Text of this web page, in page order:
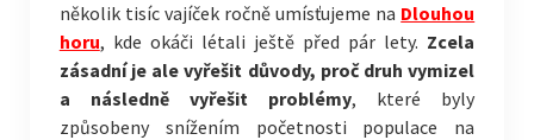
několik tisíc vajíček ročně umísťujeme na Dlouhou
horu, kde okáči létali ještě před pár lety. Zcela
zásadní je ale vyřešit důvody, proč druh vymizel
a následně vyřešit problémy, které byly
způsobeny snížením početnosti populace na